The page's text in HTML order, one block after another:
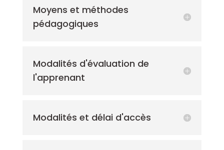
Moyens et méthodes
pédagogiques
Modalités d'évaluation de
l'apprenant
Modalités et délai d'accès